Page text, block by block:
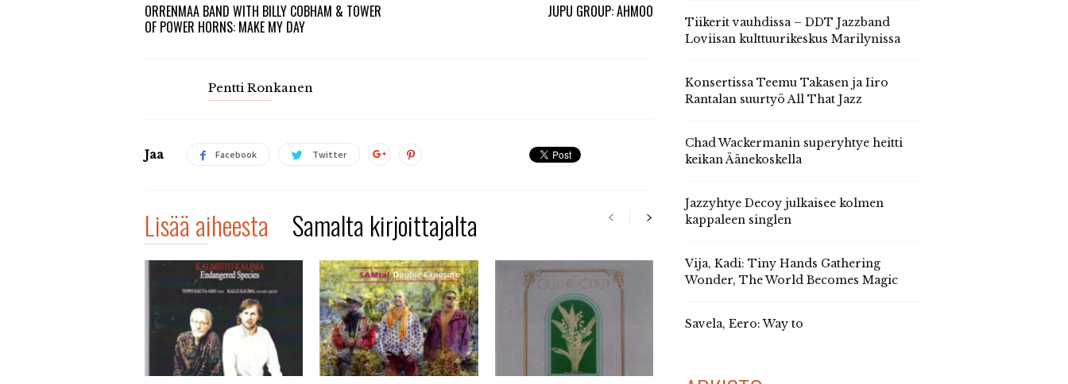
ORRENMAA BAND WITH BILLY COBHAM & TOWER
OF POWER HORNS: MAKE MY DAY
JUPU GROUP: AHMOO
Pentti Ronkanen
Jaa Facebook Twitter
Lisää aiheesta Samalta kirjoittajalta
Tiikerit vauhdissa – DDT Jazzband
Loviisan kulttuurikeskus Marilynissa
Konsertissa Teemu Takasen ja Iiro
Rantalan suurtyö All That Jazz
Chad Wackermanin superyhtye heitti
keikan Äänekoskella
Jazzyhtye Decoy julkaisee kolmen
kappaleen singlen
Vija, Kadi: Tiny Hands Gathering
Wonder, The World Becomes Magic
Savela, Eero: Way to